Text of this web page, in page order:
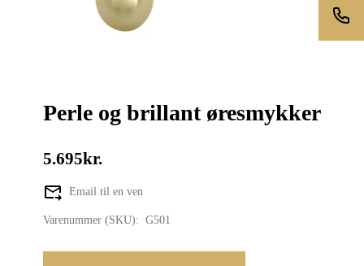
Perle og brillant øresmykker
5.695kr.
Email til en ven
Varenummer (SKU): G501